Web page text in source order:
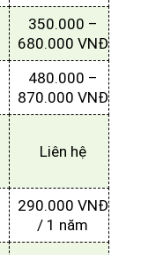
350.000 –
680.000 VNĐ
480.000 –
870.000 VNĐ
Liên hệ
290.000 VNĐ
/ 1 năm